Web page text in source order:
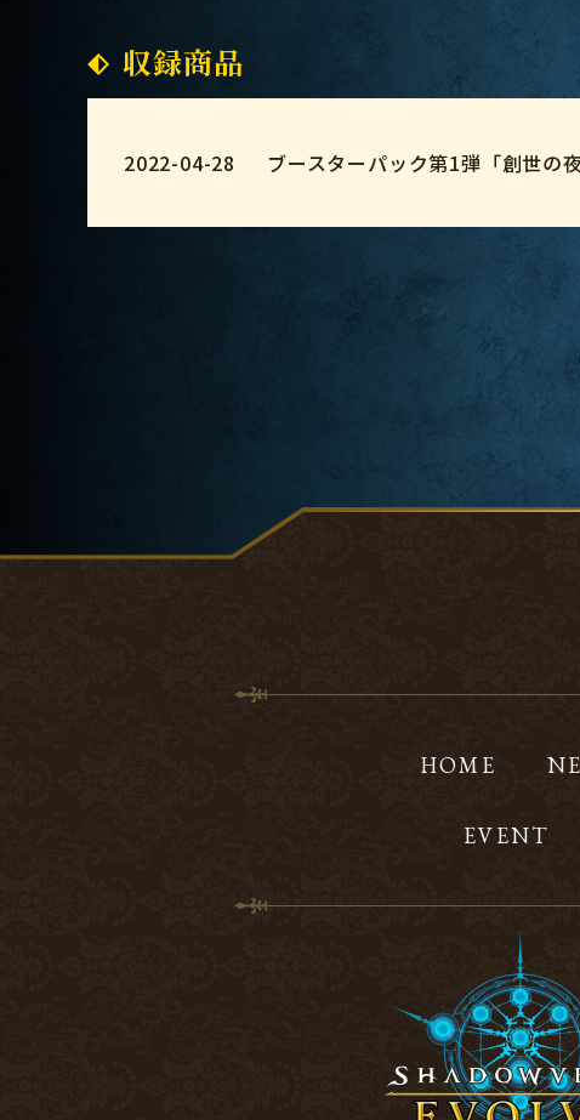
収録商品
2022-04-28 ブースターパック第1弾「創世の夜
HOME
EVENT